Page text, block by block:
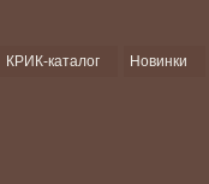
КРИК-каталог Новинки